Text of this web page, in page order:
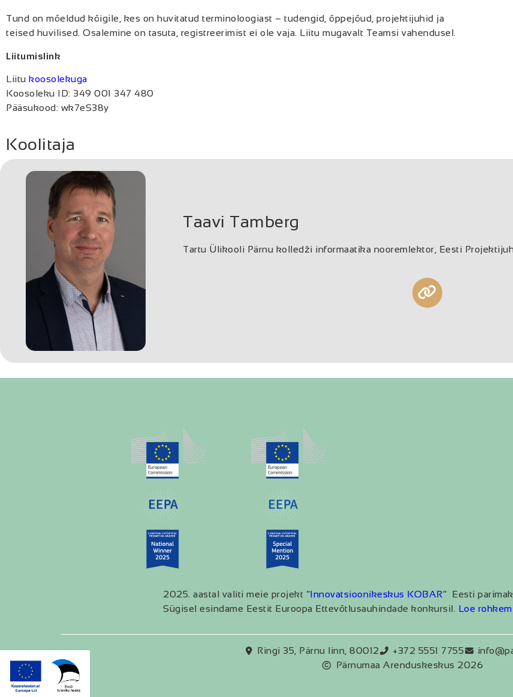
Tund on mõeldud kõigile, kes on huvitatud terminoloogiast – tudengid, õppejõud, projektijuhid ja
teised huvilised. Osalemine on tasuta, registreerimist ei ole vaja. Liitu mugavalt Teamsi vahendusel.
Liitumislink
Liitu koosolekuga
Koosoleku ID: 349 001 347 480
Pääsukood: wk7eS38y
Koolitaja
Taavi Tamberg
Tartu Ülikooli Pärnu kolledži informaatika nooremlektor, Eesti
2025. aastal valiti meie projekt “Innovatsioonikeskus KOBAR” Eesti
Sügisel esindame Eestit Euroopa Ettevõtlusauhindade konkursil. Loe rohkem
Ringi 35, Pärnu linn, 80012 +372 5551 7755
Pärnumaa Arenduskeskus 2026